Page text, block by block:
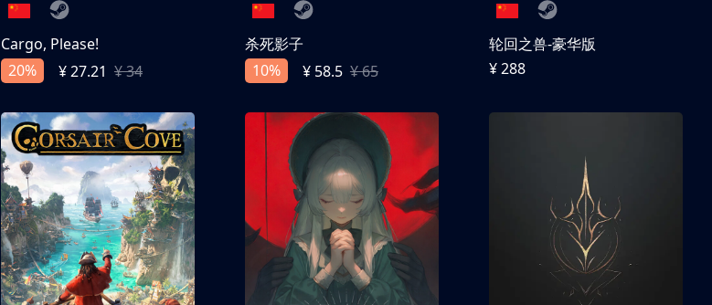
Cargo, Please!
20%
¥ 27.21 ¥ 34
杀死影子
10%
¥ 58.5 ¥ 65
轮回之兽-豪华版
¥ 288